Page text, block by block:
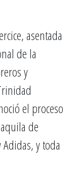
asentada
de la
y
el proceso
de
y toda